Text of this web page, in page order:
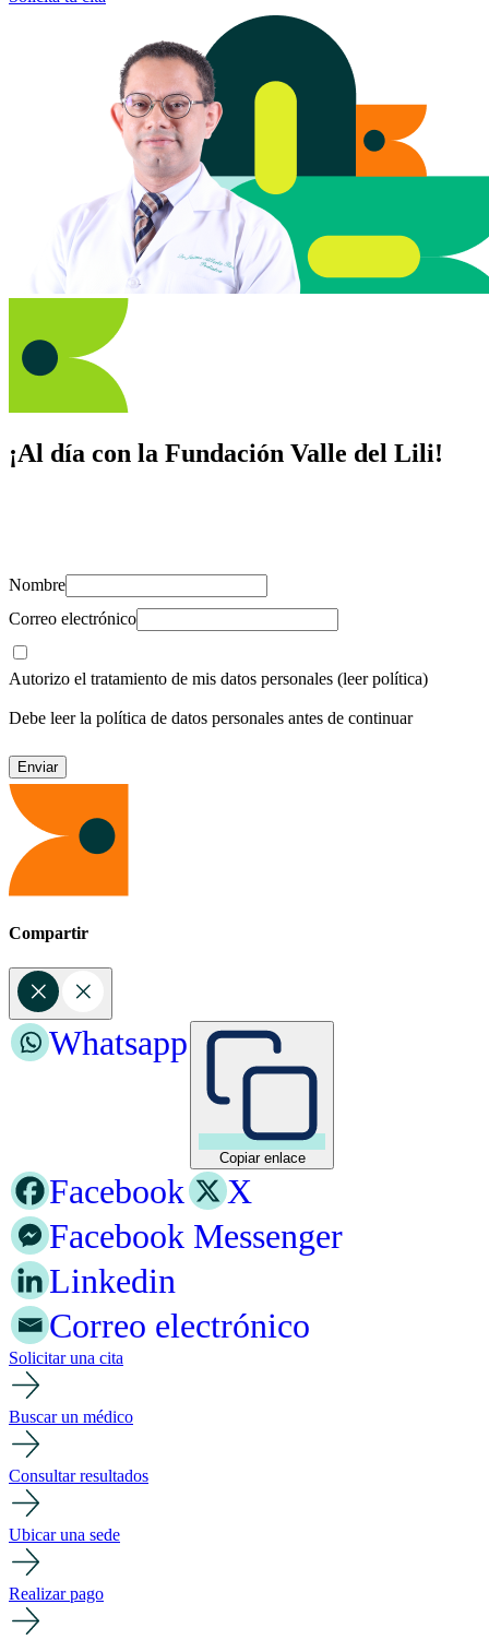
¡Al día con la Fundación Valle del Lili!
Nombre
Correo electrónico
Autorizo el tratamiento de mis datos personales (leer política)
Debe leer la política de datos personales antes de continuar
Compartir
Copiar enlace
Whatsapp
Facebook
X
Facebook Messenger
Linkedin
Correo electrónico
Solicitar una cita
Buscar un médico
Consultar resultados
Ubicar una sede
Realizar pago